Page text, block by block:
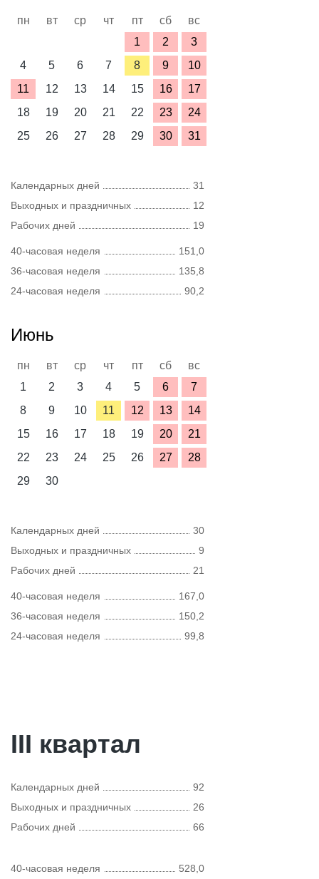
пн вт ср чт пт сб
вс
1
2
3
4
5 6 7 8 9
10
11
12 13 14 15 16
17
18
19 20 21 22 23
24
25
26 27 28 29 30 31
Календарных дней
31
Выходных и праздничных
12
Рабочих дней
19
40-часовая неделя
151,0
36-часовая неделя
135,8
24-часовая неделя
90,2
Июнь
пн вт ср чт пт сб
вс
1
2 3 4 5 6
7
8
9 10 11 12 13
14
15
16 17 18 19 20
21
22
23 24 25 26 27
28
29
30
Календарных дней
30
Выходных и праздничных
9
Рабочих дней
21
40-часовая неделя
167,0
36-часовая неделя
150,2
24-часовая неделя
99,8
III квартал
Календарных дней
92
Выходных и праздничных
26
Рабочих дней
66
40-часовая неделя 528,0